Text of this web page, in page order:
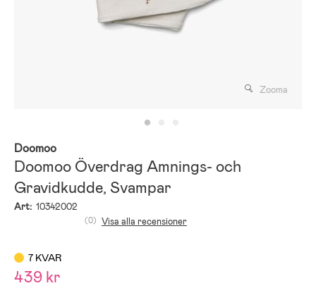
Zooma
Doomoo
Doomoo Överdrag Amnings- och
Gravidkudde, Svampar
Art: 10342002
(0) Visa alla recensioner
7 KVAR
439 kr